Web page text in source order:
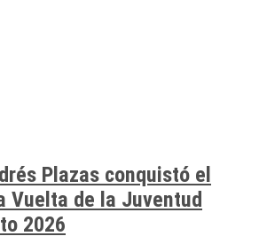
Plazas conquistó el
Vuelta de la Juventud
2026